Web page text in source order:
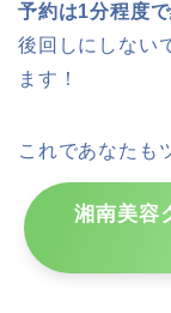
予約は1分程度
後回しにしない
ます！
これであなたも
湘南美容